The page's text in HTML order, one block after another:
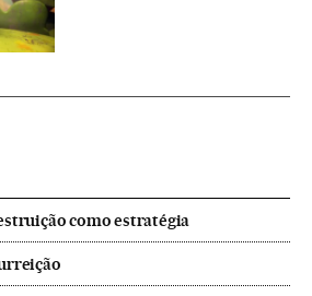
como estratégia